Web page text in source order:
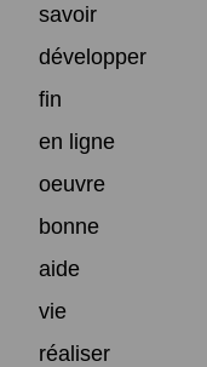
savoir
développer
fin
en ligne
oeuvre
bonne
aide
vie
réaliser